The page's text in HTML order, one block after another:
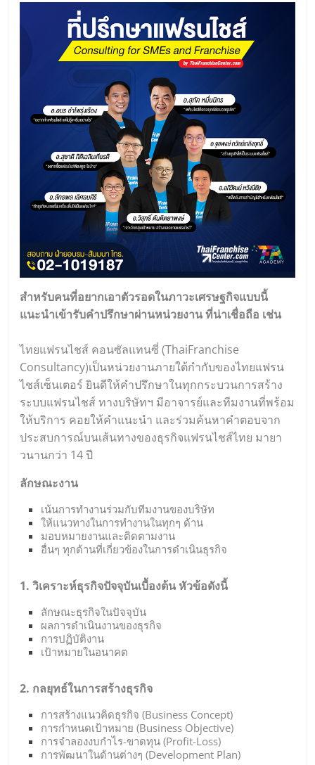
สำหรับคนที่อยากเอาตัวรอดในภาวะเศรษฐกิจแบบนี้
แนะนำเข้ารับคำปรึกษาผ่านหน่วยงาน ที่น่าเชื่อถือ เช่น
ไทยแฟรนไชส์ คอนซัลแทนซี่ (ThaiFranchise
Consultancy)เป็นหน่วยงานภายใต้กำกับของไทยแฟรน
ไชส์เซ็นเตอร์ ยินดีให้คำปรึกษาในทุกกระบวนการสร้าง
ระบบแฟรนไชส์ ทางบริษัทฯ มีอาจารย์และทีมงานที่พร้อม
ให้บริการ คอยให้คำแนะนำ และร่วมค้นหาคำตอบจาก
ประสบการณ์บนเส้นทางของธุรกิจแฟรนไชส์ไทย มายา
วนานกว่า 14 ปี
ลักษณะงาน
เน้นการทำงานร่วมกับทีมงานของบริษัท
ให้แนวทางในการทำงานในทุกๆ ด้าน
มอบหมายงานและติดตามงาน
อื่นๆ ทุกด้านที่เกี่ยวข้องในการดำเนินธุรกิจ
1. วิเคราะห์ธุรกิจปัจจุบันเบื้องต้น หัวข้อดังนี้
ลักษณะธุรกิจในปัจจุบัน
ผลการดำเนินงานของธุรกิจ
การปฏิบัติงาน
เป้าหมายในอนาคต
2. กลยุทธ์ในการสร้างธุรกิจ
การสร้างแนวคิดธุรกิจ (Business Concept)
การกำหนดเป้าหมาย (Business Objective)
การจำลองงบกำไร-ขาดทุน (Profit-Loss)
การพัฒนาในด้านต่างๆ (Development Plan)